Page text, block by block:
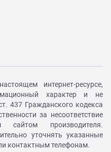
интернет-ресурсе,
характер и не
437 Гражданского кодекса
за несоответствие
производителя.
уточнять указанные
контактным телефонам.